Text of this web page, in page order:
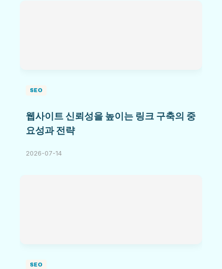
SEO
웹사이트 신뢰성을 높이는 링크 구축의 중
요성과 전략
2026-07-14
SEO